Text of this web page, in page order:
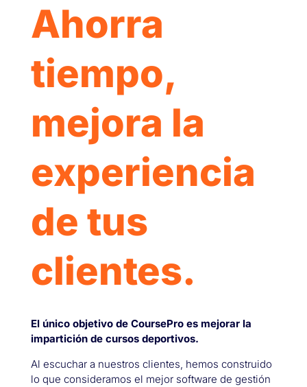
Ahorra
tiempo,
mejora la
experiencia
de tus
clientes.
El único objetivo de CoursePro es mejorar la
impartición de cursos deportivos.
Al escuchar a nuestros clientes, hemos construido
lo que consideramos el mejor software de gestión